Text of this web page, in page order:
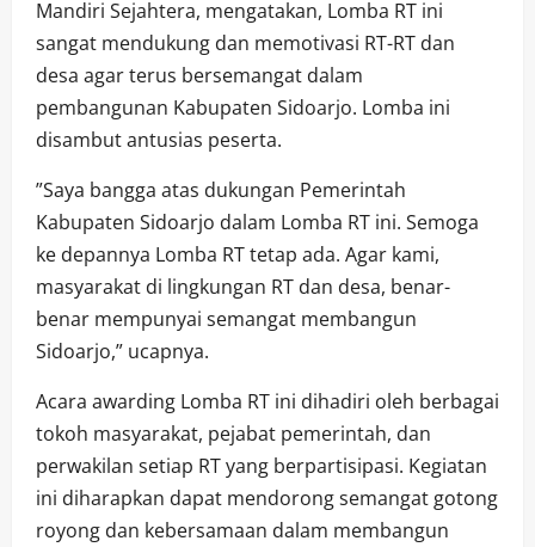
Mandiri Sejahtera, mengatakan, Lomba RT ini
sangat mendukung dan memotivasi RT-RT dan
desa agar terus bersemangat dalam
pembangunan Kabupaten Sidoarjo. Lomba ini
disambut antusias peserta.
”Saya bangga atas dukungan Pemerintah
Kabupaten Sidoarjo dalam Lomba RT ini. Semoga
ke depannya Lomba RT tetap ada. Agar kami,
masyarakat di lingkungan RT dan desa, benar-
benar mempunyai semangat membangun
Sidoarjo,” ucapnya.
Acara awarding Lomba RT ini dihadiri oleh berbagai
tokoh masyarakat, pejabat pemerintah, dan
perwakilan setiap RT yang berpartisipasi. Kegiatan
ini diharapkan dapat mendorong semangat gotong
royong dan kebersamaan dalam membangun